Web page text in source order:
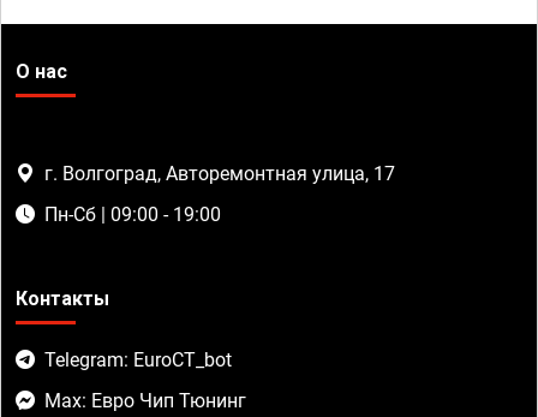
О нас
г. Волгоград, Авторемонтная улица, 17
Пн-Сб | 09:00 - 19:00
Контакты
Telegram: EuroCT_bot
Max: Евро Чип Тюнинг